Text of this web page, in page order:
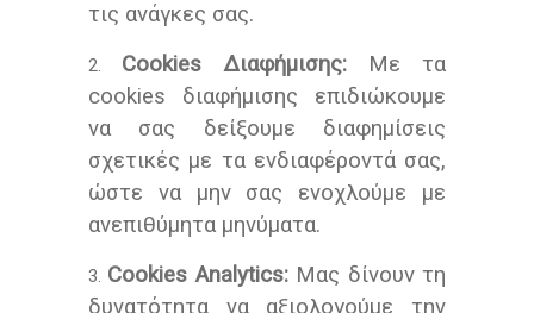
τις ανάγκες σας.
Cookies Διαφήμισης: Με τα
cookies διαφήμισης επιδιώκουμε
να σας δείξουμε διαφημίσεις
σχετικές με τα ενδιαφέροντά σας,
ώστε να μην σας ενοχλούμε με
ανεπιθύμητα μηνύματα.
Cookies Analytics:Μας δίνουν τη
δυνατότητα να αξιολογούμε την